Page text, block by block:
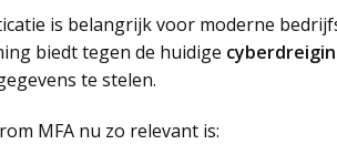
is belangrijk voor moderne
biedt tegen de huidige
te stelen.
MFA nu zo relevant is: